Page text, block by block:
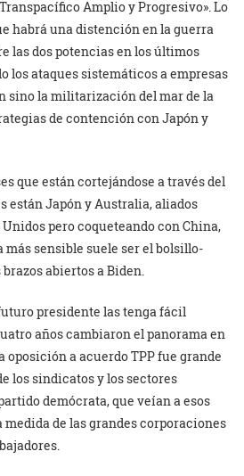
Amplio y Progresivo». Lo
habrá una distención en la guerra
las dos potencias en los últimos
los ataques sistemáticos a empresas
sino la militarización del mar de la
de contención con Japón y
que están cortejándose a través del
están Japón y Australia, aliados
pero coqueteando con China,
más sensible suele ser el bolsillo-
abiertos a Biden.
presidente las tenga fácil
años cambiaron el panorama en
oposición a acuerdo TPP fue grande
los sindicatos y los sectores
demócrata, que veían a esos
medida de las grandes corporaciones